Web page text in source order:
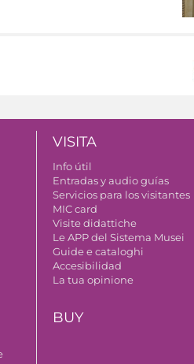
VISITA
Info útil
Entradas y audio guías
Servicios para los visitantes
MIC card
Visite didattiche
Le APP del Sistema Musei
Guide e cataloghi
Accesibilidad
La tua opinione
BUY